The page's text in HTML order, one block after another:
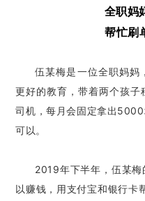
全职妈
帮忙刷
伍某梅是一位全职妈妈
更好的教育，带着两个孩子
司机，每月会固定拿出
可以。
2019年下半年，伍某
以赚钱，用支付宝和银行卡